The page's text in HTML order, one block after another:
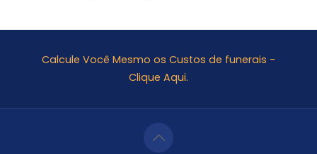
Calcule Você Mesmo os Custos de funerais -
Clique Aqui.